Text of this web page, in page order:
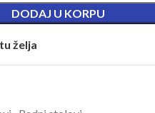
DODAJ U KORPU
želja